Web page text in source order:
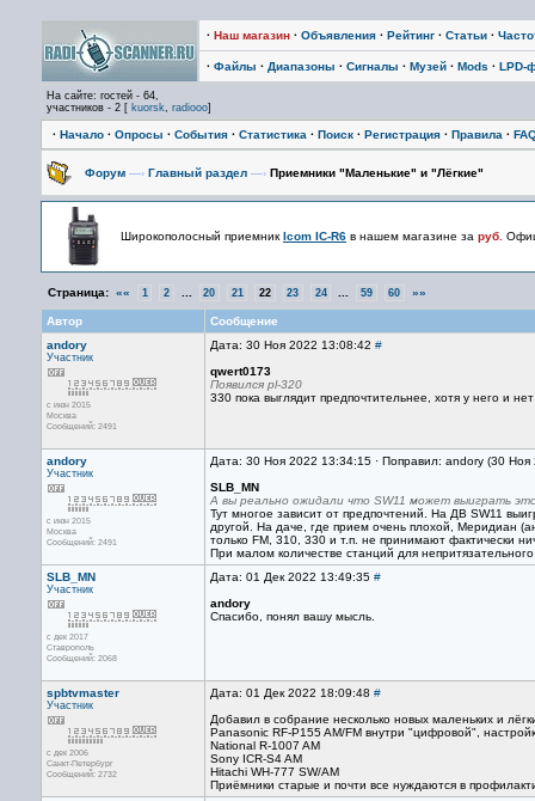
· Наш магазин · Объявления · Рейтинг · Статьи ·
· Файлы · Диапазоны · Сигналы · Музей · Mods · LPD-
На сайте: гостей - 64,
участников - 2 [ kuorsk, radiooo]
· Начало · Опросы · События · Статистика · Поиск · Регистрация · Правила ·
Форум —› Главный раздел —› Приемники "Маленькие" и "Лёгкие"
Широкополосный приемник Icom IC-R6 в нашем магазине за руб.
Страница: «« 1 2 20 21 22 23 24 59 60 »»
Автор
Сообщение
andory
Участник
с июн 2015
Москва
Сообщений: 2491
Дата: 30 Ноя 2022 13:08:42 #
qwert0173
Появился pl-320
330 пока выглядит предпочтительнее, хотя у него и
andory
Участник
с июн 2015
Москва
Сообщений: 2491
Дата: 30 Ноя 2022 13:34:15 · Поправил: andory (30
SLB_MN
А вы реально ожидали что SW11 может выиграть
Тут многое зависит от предпочтений. На ДВ SW11
другой. На даче, где прием очень плохой, Меридиан
только FM, 310, 330 и т.п. не принимают фактически
При малом количестве станций для
SLB_MN
Участник
с дек 2017
Ставрополь
Сообщений: 2068
Дата: 01 Дек 2022 13:49:35 #
andory
Спасибо, понял вашу мысль.
spbtvmaster
Участник
с дек 2006
Санкт-Петербург
Сообщений: 2732
Дата: 01 Дек 2022 18:09:48 #
Добавил в собрание несколько новых маленьких и
Panasonic RF-P155 AM/FM внутри "цифровой",
National R-1007 AM
Sony ICR-S4 AM
Hitachi WH-777 SW/AM
Приёмники старые и почти все нуждаются в